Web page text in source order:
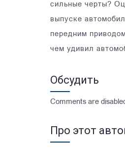
сильные черты?
выпуске
передним
чем удивил
Обсудить
Comments are
Про этот